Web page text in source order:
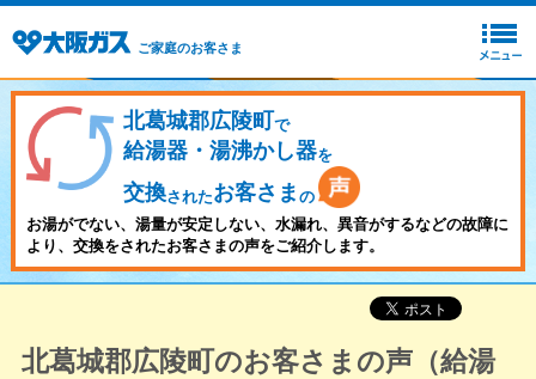
ご家庭のお客さま
北葛城郡広陵町で
給湯器・湯沸かし器を
交換されたお客さま の
お湯がでない、湯量が安定しない、水漏れ、異音がするなどの故障に
より、交換をされたお客さまの声をご紹介します。
北葛城郡広陵町のお客さまの声（給湯